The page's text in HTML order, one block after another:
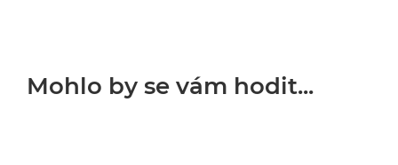
Mohlo by se vám hodit...